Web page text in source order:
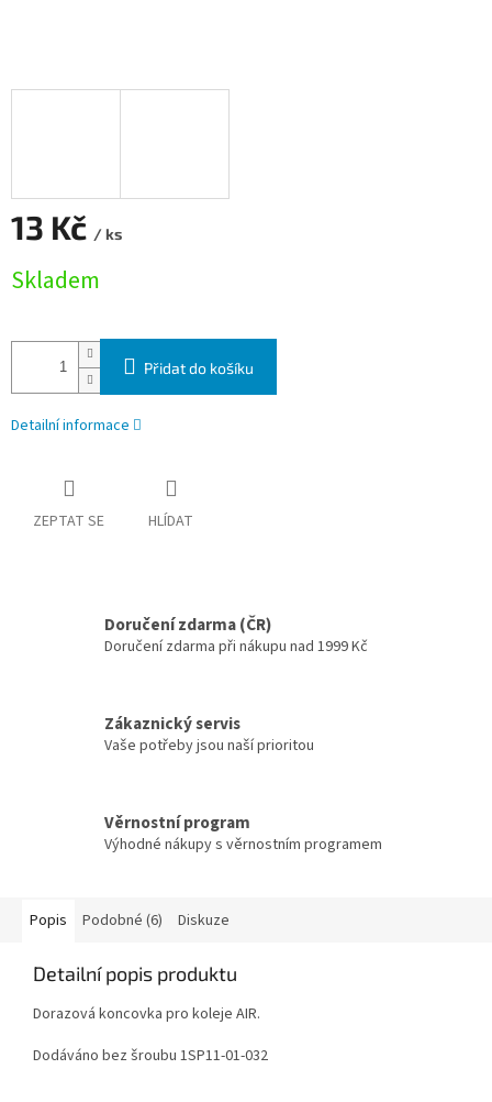
13 Kč / ks
Skladem
Přidat do košíku
Detailní informace
ZEPTAT SE HLÍDAT
Doručení zdarma (ČR)
Doručení zdarma při nákupu nad 1999 Kč
Zákaznický servis
Vaše potřeby jsou naší prioritou
Věrnostní program
Výhodné nákupy s věrnostním programem
Popis Podobné (6) Diskuze
Detailní popis produktu
Dorazová koncovka pro koleje AIR.
Dodáváno bez šroubu 1SP11-01-032